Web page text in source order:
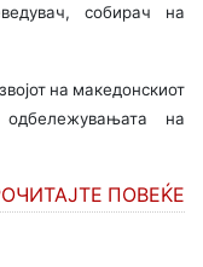
собирач на
на македонскиот
на
ПОВЕЌЕ